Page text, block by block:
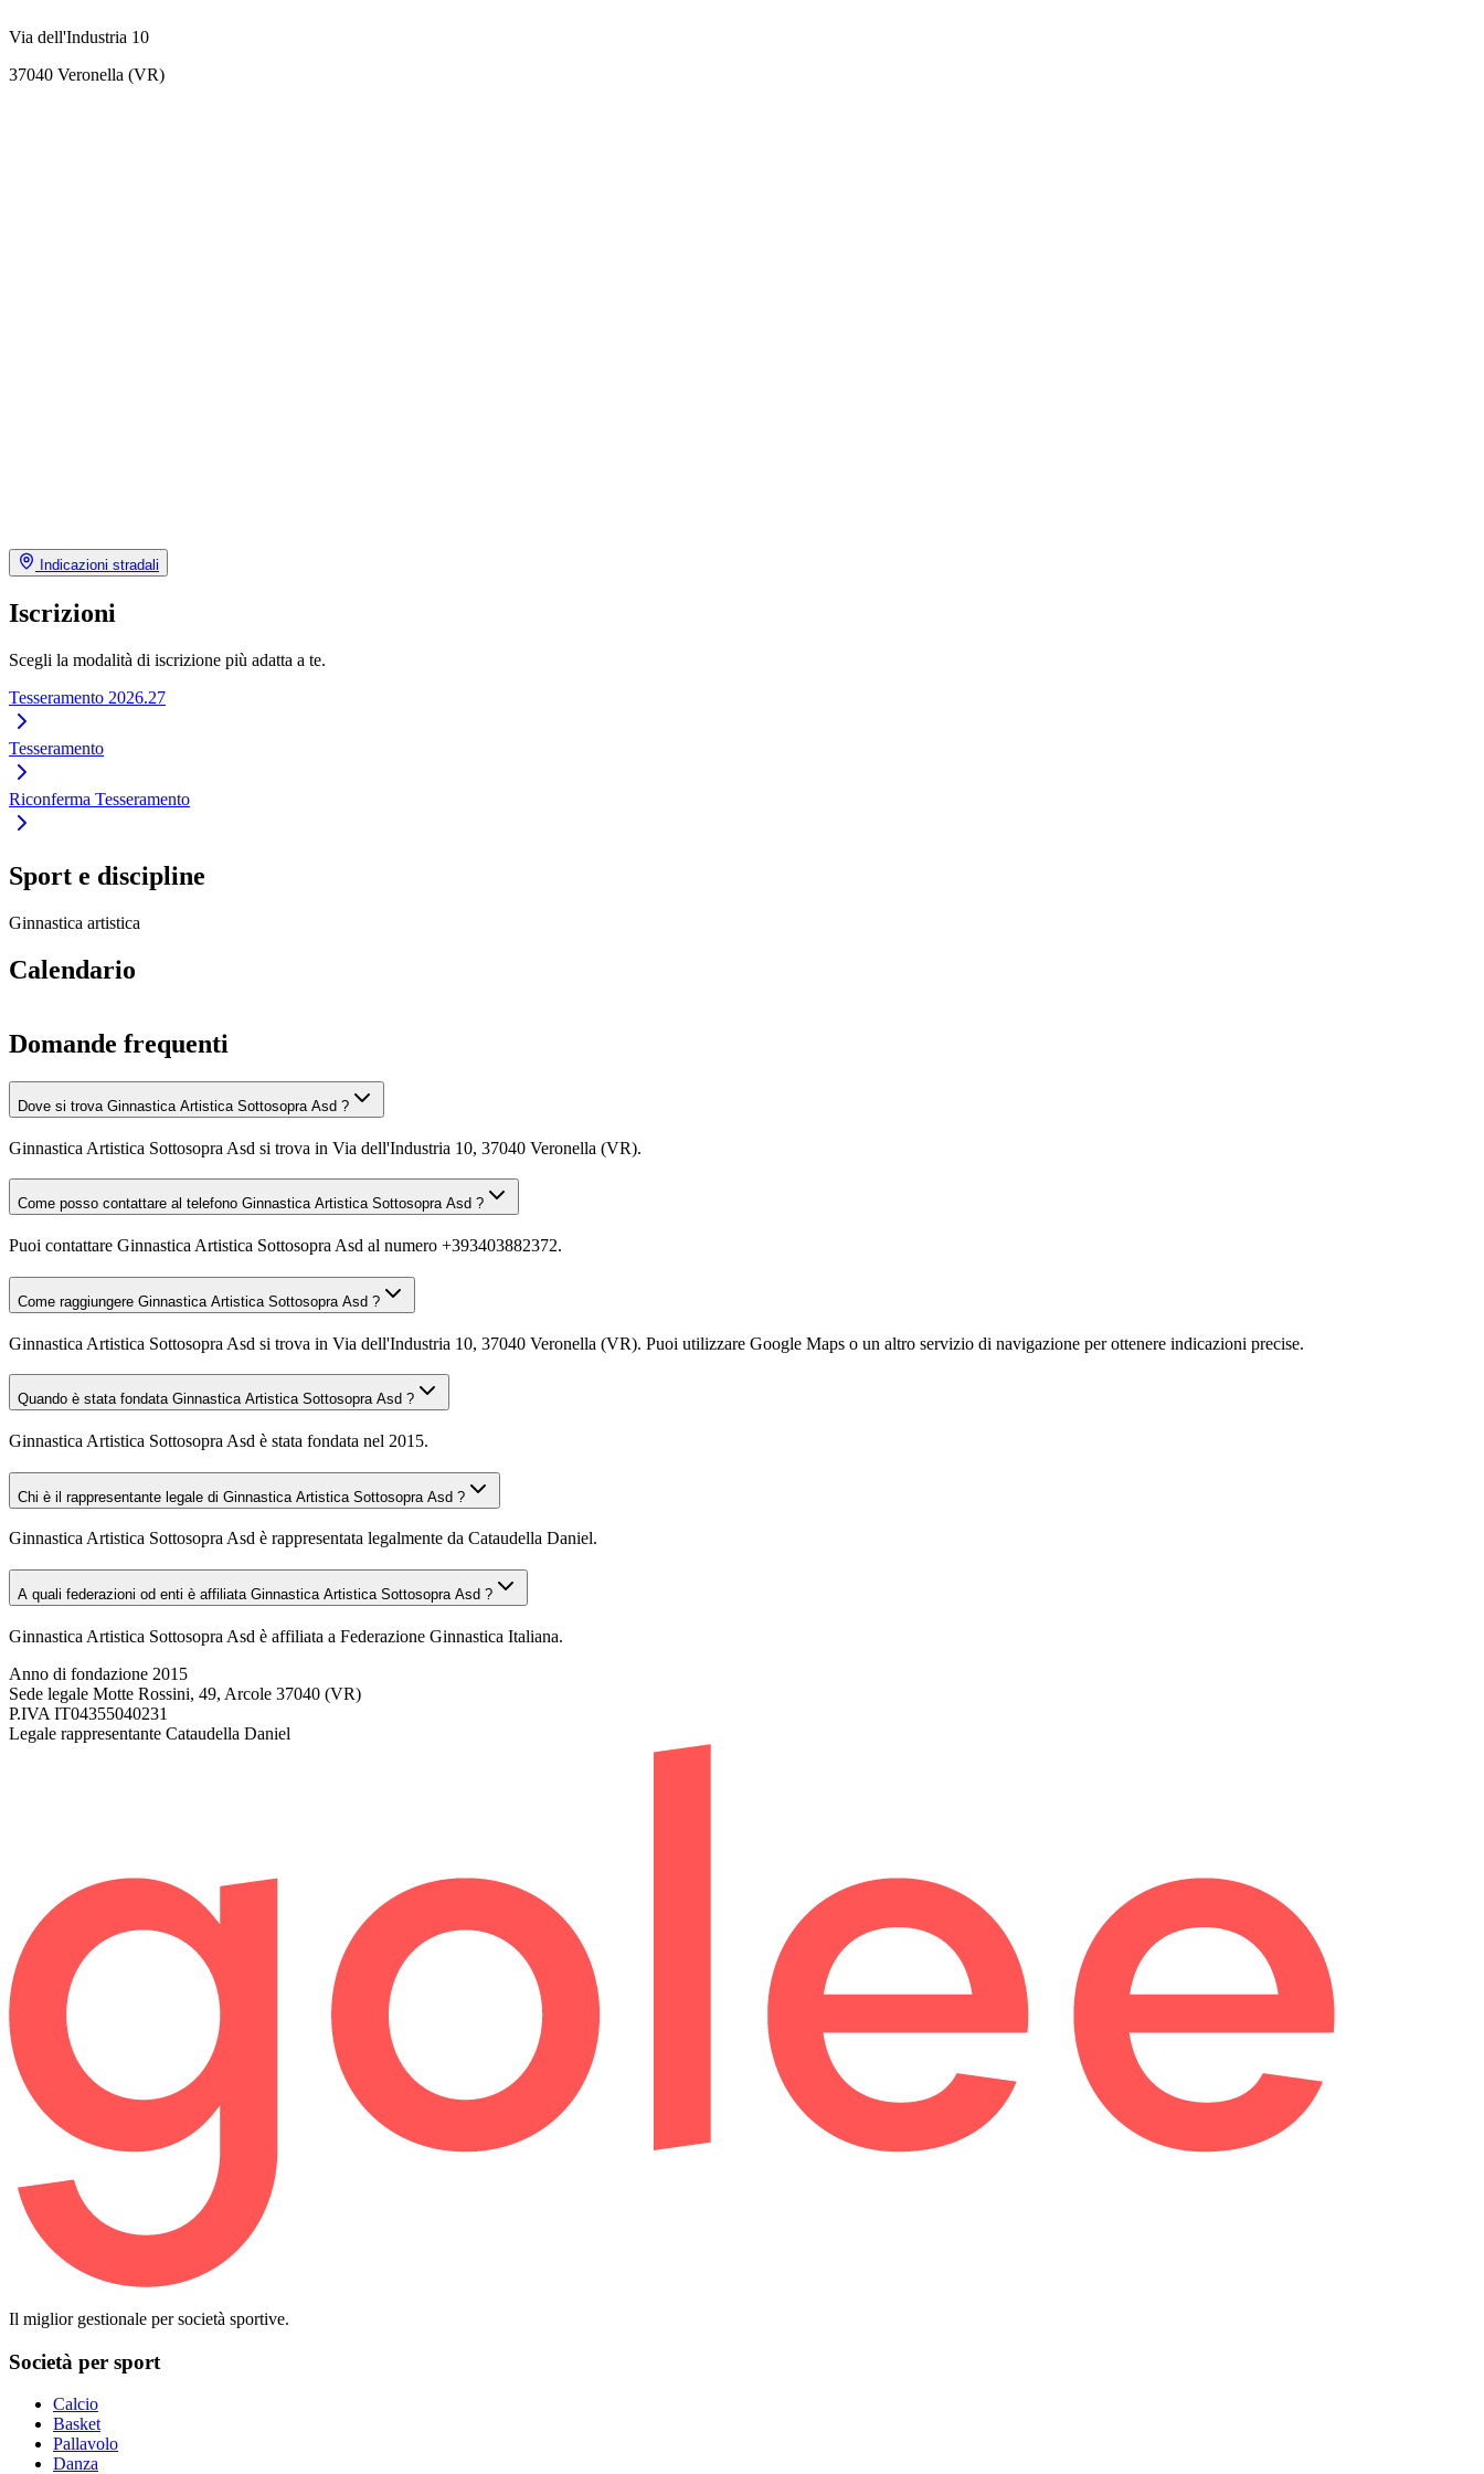
Via dell'Industria 10
37040 Veronella (VR)
Indicazioni stradali
Iscrizioni
Scegli la modalità di iscrizione più adatta a te.
Tesseramento 2026.27
Tesseramento
Riconferma Tesseramento
Sport e discipline
Ginnastica artistica
Calendario
Domande frequenti
Dove si trova Ginnastica Artistica Sottosopra Asd ?
Ginnastica Artistica Sottosopra Asd si trova in Via dell'Industria 10, 37040 Veronella (VR).
Come posso contattare al telefono Ginnastica Artistica Sottosopra Asd ?
Puoi contattare Ginnastica Artistica Sottosopra Asd al numero +393403882372.
Come raggiungere Ginnastica Artistica Sottosopra Asd ?
Ginnastica Artistica Sottosopra Asd si trova in Via dell'Industria 10, 37040 Veronella (VR). Puoi utilizzare Google Maps o un altro servizio di navigazione per ottenere indicazioni precise.
Quando è stata fondata Ginnastica Artistica Sottosopra Asd ?
Ginnastica Artistica Sottosopra Asd è stata fondata nel 2015.
Chi è il rappresentante legale di Ginnastica Artistica Sottosopra Asd ?
Ginnastica Artistica Sottosopra Asd è rappresentata legalmente da Cataudella Daniel.
A quali federazioni od enti è affiliata Ginnastica Artistica Sottosopra Asd ?
Ginnastica Artistica Sottosopra Asd è affiliata a Federazione Ginnastica Italiana.
Anno di fondazione 2015
Sede legale Motte Rossini, 49, Arcole 37040 (VR)
P.IVA IT04355040231
Legale rappresentante Cataudella Daniel
Il miglior gestionale per società sportive.
Società per sport
Calcio
Basket
Pallavolo
Danza